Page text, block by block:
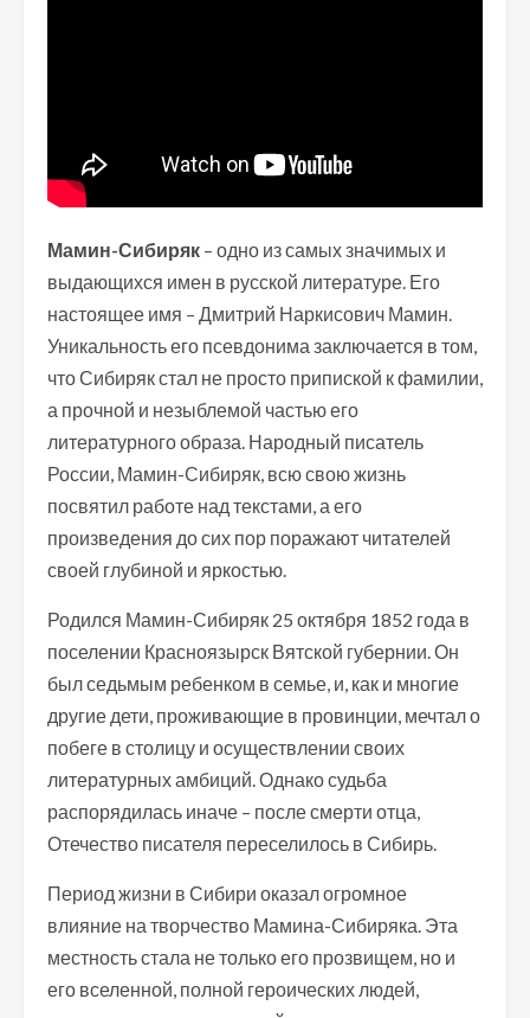
Мамин-Сибиряк – одно из самых значимых и
выдающихся имен в русской литературе. Его
настоящее имя – Дмитрий Наркисович Мамин.
Уникальность его псевдонима заключается в том,
что Сибиряк стал не просто припиской к фамилии,
а прочной и незыблемой частью его
литературного образа. Народный писатель
России, Мамин-Сибиряк, всю свою жизнь
посвятил работе над текстами, а его
произведения до сих пор поражают читателей
своей глубиной и яркостью.
Родился Мамин-Сибиряк 25 октября 1852 года в
поселении Красноязырск Вятской губернии. Он
был седьмым ребенком в семье, и, как и многие
другие дети, проживающие в провинции, мечтал о
побеге в столицу и осуществлении своих
литературных амбиций. Однако судьба
распорядилась иначе – после смерти отца,
Отечество писателя переселилось в Сибирь.
Период жизни в Сибири оказал огромное
влияние на творчество Мамина-Сибиряка. Эта
местность стала не только его прозвищем, но и
его вселенной, полной героических людей,